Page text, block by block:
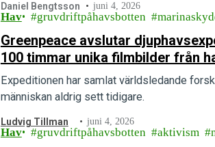
Daniel Bengtsson juni 4, 2026
Hav gruvdriftpåhavsbotten
Greenpeace avslutar
100 timmar unika filmbilder från
Expeditionen har samlat världsledande
människan aldrig sett tidigare.
Ludvig Tillman juni 4, 2026
Hav gruvdriftpåhavsbotten aktivism